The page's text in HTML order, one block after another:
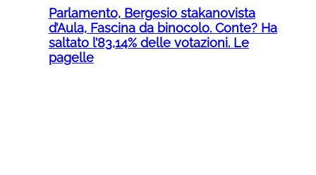
Parlamento, Bergesio stakanovista
d’Aula, Fascina da binocolo. Conte? Ha
saltato l’83,14% delle votazioni. Le
pagelle